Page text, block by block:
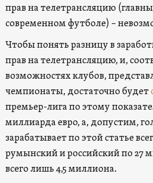
прав на телетрансляцию
современном футболе) –
Чтобы понять разницу в
прав на телетрансляцию, и,
возможностях клубов,
чемпионаты, достаточно будет
премьер-лига по этому
миллиарда евро, а, допустим,
зарабатывает по этой статье
румынский и российский по 27
всего лишь 4,5 миллиона.